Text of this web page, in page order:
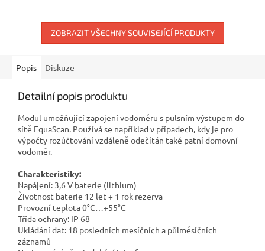
ZOBRAZIT VŠECHNY SOUVISEJÍCÍ PRODUKTY
Popis Diskuze
Detailní popis produktu
Modul umožňující zapojení vodoměru s pulsním výstupem do
sítě EquaScan. Používá se například v případech, kdy je pro
výpočty rozúčtování vzdáleně odečítán také patní domovní
vodoměr.
Charakteristiky:
Napájení: 3,6 V baterie (lithium)
Životnost baterie 12 let + 1 rok rezerva
Provozní teplota 0°C…+55°C
Třída ochrany: IP 68
Ukládání dat: 18 posledních mesíčních a půlměsíčních
záznamů